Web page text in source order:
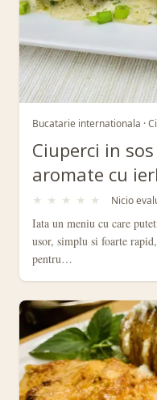
Bucatarie internationala ·
Ciuperci in
aromate cu
★ ★ ★ ★ ★ Nicio
Iata un meniu cu care
usor, simplu si foarte
pentru…